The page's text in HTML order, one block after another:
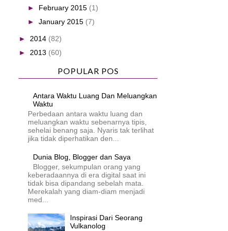
► February 2015 (1)
► January 2015 (7)
► 2014 (82)
► 2013 (60)
POPULAR POS
Antara Waktu Luang Dan Meluangkan
Waktu
Perbedaan antara waktu luang dan
meluangkan waktu sebenarnya tipis,
sehelai benang saja. Nyaris tak terlihat
jika tidak diperhatikan den...
Dunia Blog, Blogger dan Saya
Blogger, sekumpulan orang yang
keberadaannya di era digital saat ini
tidak bisa dipandang sebelah mata.
Merekalah yang diam-diam menjadi
med...
Inspirasi Dari Seorang
Vulkanolog